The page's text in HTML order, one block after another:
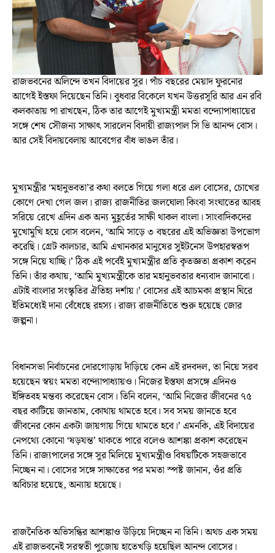
রাজভবনের অলিন্দে তখন বিদায়ের সুর। পাঁচ বছরের মেয়াদ ফুরনোর
আগেই ইস্তফা দিয়েছেন তিনি। বুধবার বিকেলে যখন উত্তরসূরি আর এন রবি
কলকাতায় পা রাখছেন, ঠিক তার আগেই মুখ্যমন্ত্রী মমতা বন্দ্যোপাধ্যায়ের
সঙ্গে শেষ সৌজন্য সাক্ষাৎ সারলেন বিদায়ী রাজ্যপাল সি ভি আনন্দ বোস।
আর সেই বিদায়বেলায় আবেগের বাঁধ ভাঙল তাঁর।
মুখ্যমন্ত্রীর ‘মহানুভবতা’র কথা বলতে গিয়ে গলা ধরে এল বোসের, চোখের
কোণে দেখা গেল জল। রাজ্য রাজনীতির জলঘোলা কিংবা সংঘাতের আবহ
সরিয়ে রেখে এদিন এক অন্য মুহূর্তের সাক্ষী থাকল বাংলা। সাংবাদিকদের
মুখোমুখি হয়ে বোস বলেন, ‘আমি সাড়ে ৩ বছরের এই অভিজ্ঞতা উপভোগ
করেছি। গ্রেট কালচার, আমি এখানকার মানুষের সুইটনেস উপহারস্বরূপ
সঙ্গে নিয়ে যাচ্ছি।’ ঠিক এই পর্বেই মুখ্যমন্ত্রীর প্রতি কৃতজ্ঞতা প্রকাশ করেন
তিনি। তাঁর কথায়, ‘আমি মুখ্যমন্ত্রীকে তার মহানুভবতার ধন্যবাদ জানাবো।
এটাই বাংলার সংস্কৃতির ঐতিহ্য দর্শায়।’ বোসের এই আচমকা প্রস্থান ঘিরে
ইতিমধ্যেই দানা বেঁধেছে রহস্য। রাজ্য রাজনীতিতে শুরু হয়েছে জোর
জল্পনা।
বিধানসভা নির্বাচনের দোরগোড়ায় দাঁড়িয়ে কেন এই রদবদল, তা নিয়ে সরব
হয়েছেন স্বয়ং মমতা বন্দ্যোপাধ্যায়ও। নিজের ইস্তফা প্রসঙ্গে এদিনও
ইঙ্গিতবহ মন্তব্য করেছেন বোস। তিনি বলেন, ‘আমি নিজের জীবনের ৭৫
বছর কাটিয়ে জানতাম, কোথায় থামতে হবে। সব সময় জানতে হবে
জীবনের কোন একটা জায়গায় গিয়ে থামতে হবে।’ এমনকি, এই বিদায়ের
নেপথ্যে কোনো ‘ষড়যন্ত’ থাকতে পারে বলেও আশঙ্কা প্রকাশ করেছেন
তিনি। রাজ্যপালের সঙ্গে সুর মিলিয়ে মুখ্যমন্ত্রীও বিষয়টিকে সহজভাবে
নিচ্ছেন না। বোসের সঙ্গে সাক্ষাতের পর মমতা স্পষ্ট জানান, ওঁর প্রতি
অবিচার হয়েছে, অন্যায় হয়েছে।
রাজনৈতিক অভিসন্ধির আশঙ্কাও উড়িয়ে দিচ্ছেন না তিনি। অথচ এক সময়
এই রাজভবনেই সরস্বতী পুজোয় হাতেখড়ি হয়েছিল আনন্দ বোসের।